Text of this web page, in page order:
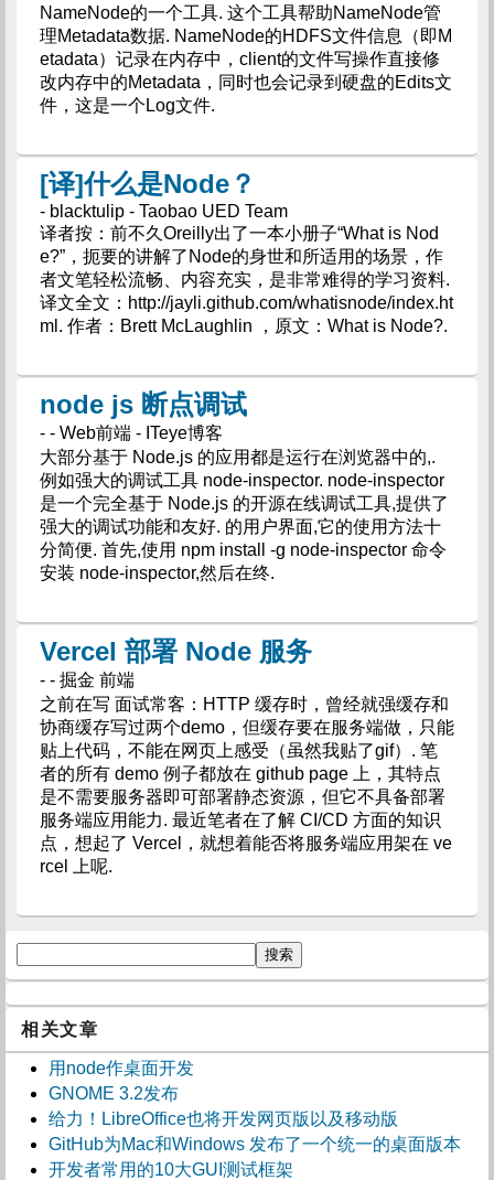
NameNode的一个工具. 这个工具帮助NameNode管
理Metadata数据. NameNode的HDFS文件信息（即M
etadata）记录在内存中，client的文件写操作直接修
改内存中的Metadata，同时也会记录到硬盘的Edits文
件，这是一个Log文件.
[译]什么是Node？
- blacktulip - Taobao UED Team
译者按：前不久Oreilly出了一本小册子“What is Nod
e?”，扼要的讲解了Node的身世和所适用的场景，作
者文笔轻松流畅、内容充实，是非常难得的学习资料.
译文全文：http://jayli.github.com/whatisnode/index.ht
ml. 作者：Brett McLaughlin ，原文：What is Node?.
node js 断点调试
- - Web前端 - ITeye博客
大部分基于 Node.js 的应用都是运行在浏览器中的,.
例如强大的调试工具 node-inspector. node-inspector
是一个完全基于 Node.js 的开源在线调试工具,提供了
强大的调试功能和友好. 的用户界面,它的使用方法十
分简便. 首先,使用 npm install -g node-inspector 命令
安装 node-inspector,然后在终.
Vercel 部署 Node 服务
- - 掘金 前端
之前在写 面试常客：HTTP 缓存时，曾经就强缓存和
协商缓存写过两个demo，但缓存要在服务端做，只能
贴上代码，不能在网页上感受（虽然我贴了gif）. 笔
者的所有 demo 例子都放在 github page 上，其特点
是不需要服务器即可部署静态资源，但它不具备部署
服务端应用能力. 最近笔者在了解 CI/CD 方面的知识
点，想起了 Vercel，就想着能否将服务端应用架在 ve
rcel 上呢.
相关文章
用node作桌面开发
GNOME 3.2发布
给力！LibreOffice也将开发网页版以及移动版
GitHub为Mac和Windows 发布了一个统一的桌面版本
开发者常用的10大GUI测试框架